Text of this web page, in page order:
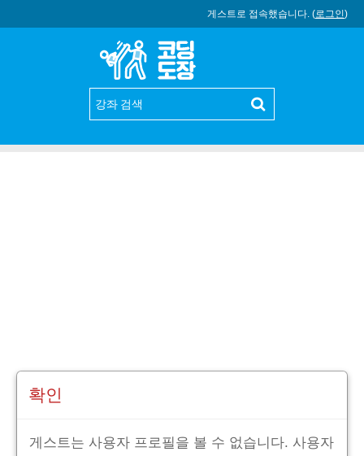
게스트로 접속했습니다. (로그인)
확인
게스트는 사용자 프로필을 볼 수 없습니다. 사용자